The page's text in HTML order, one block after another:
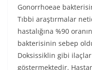
Gonorrhoeae
Tıbbi araştırmalar
hastalığına %90
bakterisinin sebep
Doksissiklin gibi
göstermektedir.